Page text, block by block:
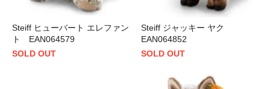
Steiff ヒューバート エレファン
ト EAN064579
SOLD OUT
Steiff ジャッキー ヤク
EAN064852
SOLD OUT